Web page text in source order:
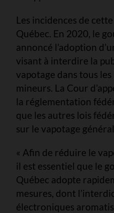
Les incidences de
Québec. En 2020, le
annoncé l’adoption
visant à interdire la
vapotage dans tous
mineurs. La Cour
la réglementation
que les autres lois
sur le vapotage
« Afin de réduire le
il est essentiel que le
Québec adopte
mesures, dont
électroniques